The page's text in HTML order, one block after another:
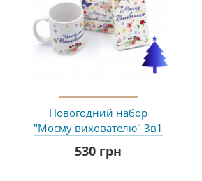
Новогодний набор
"Моєму вихователю" 3в1
530 грн